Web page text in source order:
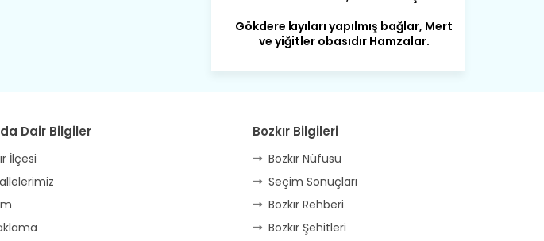
Harmanı,elması ve Sorkunca’sı var.
Belören, Koçaş, Kuzören vermiş hep
kan, Bunlarla kasaba olmuş Sarıoğlan.
Çarşamba’nın koynunda tarih çok
Sorkun.
Dair Bilgiler
İlçesi
Bozkır Bilgileri
Bozkır Nüfusu
Seçim Sonuçları
Bozkır Rehberi
Bozkır Şehitleri